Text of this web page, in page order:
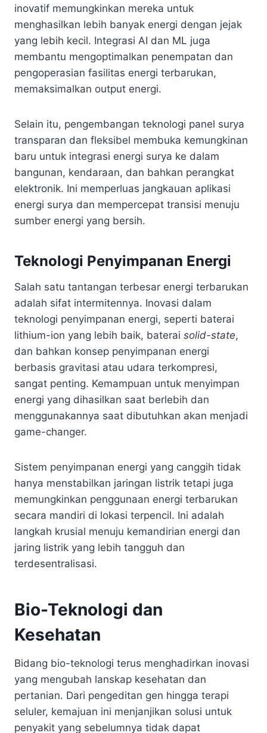
inovatif memungkinkan mereka untuk
menghasilkan lebih banyak energi dengan jejak
yang lebih kecil. Integrasi AI dan ML juga
membantu mengoptimalkan penempatan dan
pengoperasian fasilitas energi terbarukan,
memaksimalkan output energi.
Selain itu, pengembangan teknologi panel surya
transparan dan fleksibel membuka kemungkinan
baru untuk integrasi energi surya ke dalam
bangunan, kendaraan, dan bahkan perangkat
elektronik. Ini memperluas jangkauan aplikasi
energi surya dan mempercepat transisi menuju
sumber energi yang bersih.
Teknologi Penyimpanan Energi
Salah satu tantangan terbesar energi terbarukan
adalah sifat intermitennya. Inovasi dalam
teknologi penyimpanan energi, seperti baterai
lithium-ion yang lebih baik, baterai solid-state,
dan bahkan konsep penyimpanan energi
berbasis gravitasi atau udara terkompresi,
sangat penting. Kemampuan untuk menyimpan
energi yang dihasilkan saat berlebih dan
menggunakannya saat dibutuhkan akan menjadi
game-changer.
Sistem penyimpanan energi yang canggih tidak
hanya menstabilkan jaringan listrik tetapi juga
memungkinkan penggunaan energi terbarukan
secara mandiri di lokasi terpencil. Ini adalah
langkah krusial menuju kemandirian energi dan
jaring listrik yang lebih tangguh dan
terdesentralisasi.
Bio-Teknologi dan
Kesehatan
Bidang bio-teknologi terus menghadirkan inovasi
yang mengubah lanskap kesehatan dan
pertanian. Dari pengeditan gen hingga terapi
seluler, kemajuan ini menjanjikan solusi untuk
penyakit yang sebelumnya tidak dapat